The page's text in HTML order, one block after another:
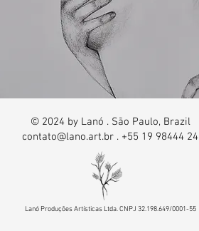
© 2024 by Lanó . São Paulo, Brazil
contato@lano.art.br . +55 19 98444 24
Lanó Produções Artísticas Ltda. CNPJ 32.198.649/0001-55